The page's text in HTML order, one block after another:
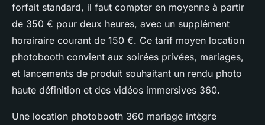
forfait standard, il faut compter en moyenne à partir
de 350 € pour deux heures, avec un supplément
horairaire courant de 150 €. Ce tarif moyen location
photobooth convient aux soirées privées, mariages,
et lancements de produit souhaitant un rendu photo
haute définition et des vidéos immersives 360.
Une location photobooth 360 mariage intègre